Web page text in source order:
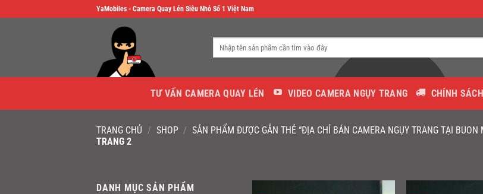
to
YaMobiles - Camera Quay Lén Siêu Nhỏ Số 1 Việt Nam
TƯ VẤN CAMERA QUAY LÉN VIDEO CAMERA NGỤY TRANG CHÍNH
TRANG CHỦ / SHOP / SẢN PHẨM ĐƯỢC GẮN THẺ “ĐỊA CHỈ BÁN CAMERA NGỤY TRANG TẠI BUON
TRANG 2
DANH MỤC SẢN PHẨM